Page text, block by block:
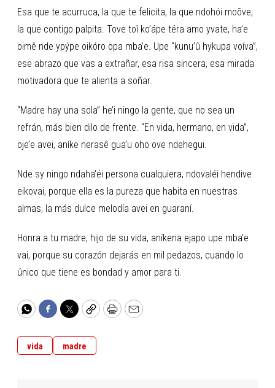
Esa que te acurruca, la que te felicita, la que ndohói moõve,
la que contigo palpita. Tove toî ko’ápe téra amo yvate, ha’e
oimê nde ypýpe oikóro opa mba’e. Upe “kunu’û hykupa voíva”,
ese abrazo que vas a extrañar, esa risa sincera, esa mirada
motivadora que te alienta a soñar.
“Madre hay una sola” he’i ningo la gente, que no sea un
refrán, más bien dilo de frente. “En vida, hermano, en vida”,
oje’e avei, aníke nerasê gua’u oho ove ndehegui.
Nde sy ningo ndaha’éi persona cualquiera, ndovaléi hendive
eikovai, porque ella es la pureza que habita en nuestras
almas, la más dulce melodía avei en guaraní.
Honra a tu madre, hijo de su vida, aníkena ejapo upe mba’e
vai, porque su corazón dejarás en mil pedazos, cuando lo
único que tiene es bondad y amor para ti.
WhatsApp
Facebook
TwitterCopyPrintEmail
vida madre